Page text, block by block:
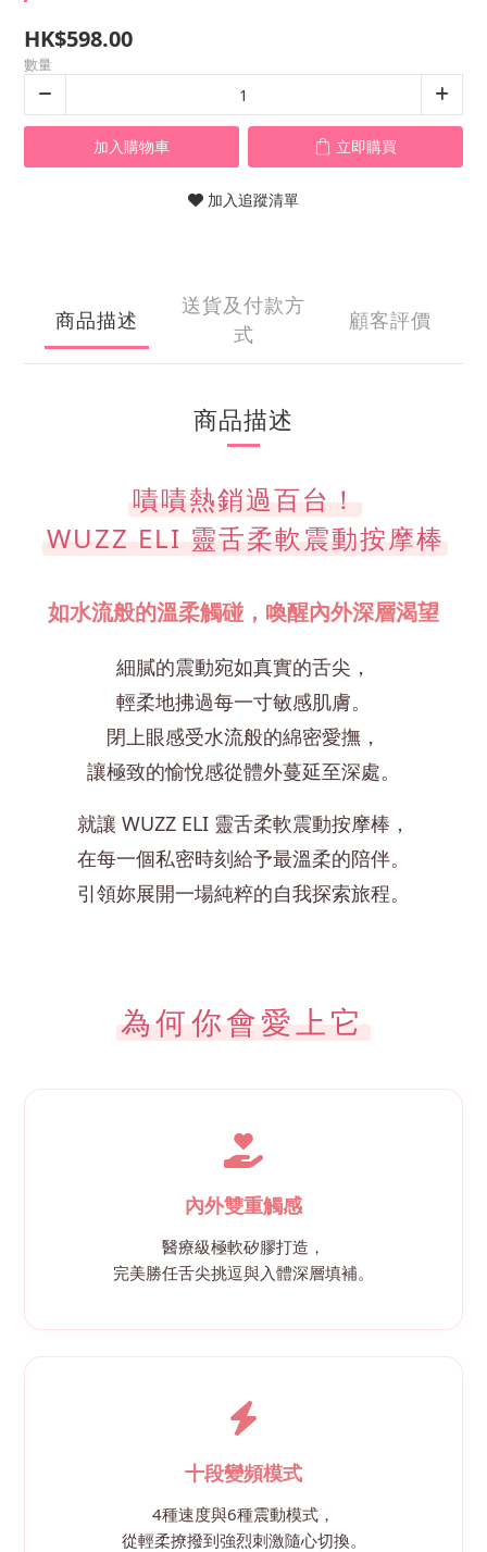
HK$598.00
數量
加入購物車 立即購買
加入追蹤清單
商品描述
送貨及付款方
式
顧客評價
商品描述
嘖嘖熱銷過百台！
WUZZ ELI 靈舌柔軟震動按摩棒
如水流般的溫柔觸碰，喚醒內外深層渴望
細膩的震動宛如真實的舌尖，
輕柔地拂過每一寸敏感肌膚。
閉上眼感受水流般的綿密愛撫，
讓極致的愉悅感從體外蔓延至深處。
就讓 WUZZ ELI 靈舌柔軟震動按摩棒，
在每一個私密時刻給予最溫柔的陪伴。
引領妳展開一場純粹的自我探索旅程。
為何你會愛上它
內外雙重觸感
醫療級極軟矽膠打造，
完美勝任舌尖挑逗與入體深層填補。
十段變頻模式
4種速度與6種震動模式，
從輕柔撩撥到強烈刺激隨心切換。